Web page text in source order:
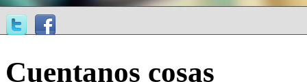
Cuentanos cosas